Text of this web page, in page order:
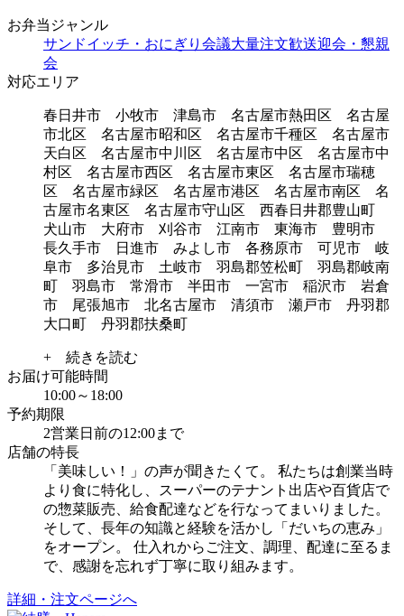
お弁当ジャンル
サンドイッチ・おにぎり 会議大量注文歓送迎会・懇親
会
対応エリア
春日井市 小牧市 津島市 名古屋市熱田区 名古屋
市北区 名古屋市昭和区 名古屋市千種区 名古屋市
天白区 名古屋市中川区 名古屋市中区 名古屋市中
村区 名古屋市西区 名古屋市東区 名古屋市瑞穂
区 名古屋市緑区 名古屋市港区 名古屋市南区 名
古屋市名東区 名古屋市守山区 西春日井郡豊山町
犬山市 大府市 刈谷市 江南市 東海市 豊明市
長久手市 日進市 みよし市 各務原市 可児市 岐
阜市 多治見市 土岐市 羽島郡笠松町 羽島郡岐南
町 羽島市 常滑市 半田市 一宮市 稲沢市 岩倉
市 尾張旭市 北名古屋市 清須市 瀬戸市 丹羽郡
大口町 丹羽郡扶桑町
+ 続きを読む
お届け可能時間
10:00～18:00
予約期限
2営業日前の12:00まで
店舗の特長
「美味しい！」の声が聞きたくて。 私たちは創業当時
より食に特化し、スーパーのテナント出店や百貨店で
の惣菜販売、給食配達などを行なってまいりました。
そして、長年の知識と経験を活かし「だいちの恵み」
をオープン。 仕入れからご注文、調理、配達に至るま
で、感謝を忘れず丁寧に取り組みます。
詳細・注文ページへ